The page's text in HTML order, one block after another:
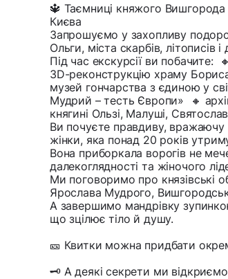
🔱 Таємниці княжого Вишгорода
Києва
Запрошуємо у захопливу
Ольги, міста скарбів, літописів
Під час екскурсії ви побачите:
3D-реконструкцію храму Бориса
музей гончарства з єдиною у
Мудрий – тесть Європи» 🔸
княгині Ользі, Малуші,
Ви почуєте правдиву, вражаючу
жінки, яка понад 20 років
Вона приборкала ворогів не
далекоглядності та жіночого
Ми поговоримо про князівські
Ярослава Мудрого,
А завершимо мандрівку
що зцілює тіло й душу.
🎫 Квитки можна придбати
🗝️ А деякі секрети ми